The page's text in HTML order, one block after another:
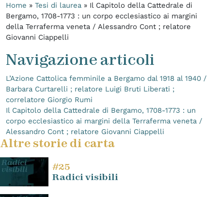
Home » Tesi di laurea » Il Capitolo della Cattedrale di
Bergamo, 1708-1773 : un corpo ecclesiastico ai margini
della Terraferma veneta / Alessandro Cont ; relatore
Giovanni Ciappelli
Navigazione articoli
L’Azione Cattolica femminile a Bergamo dal 1918 al 1940 /
Barbara Curtarelli ; relatore Luigi Bruti Liberati ;
correlatore Giorgio Rumi
Il Capitolo della Cattedrale di Bergamo, 1708-1773 : un
corpo ecclesiastico ai margini della Terraferma veneta /
Alessandro Cont ; relatore Giovanni Ciappelli
Altre storie di carta
#25
Radici visibili